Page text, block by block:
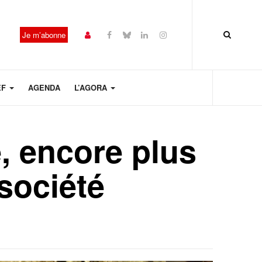
Je m’abonne
AGENDA L’AGORA
encore plus